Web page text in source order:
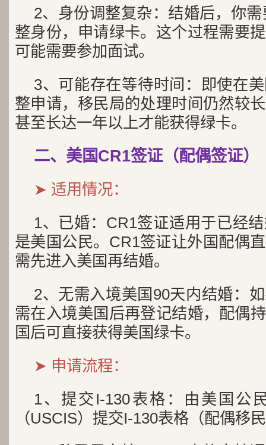
2、身份调整复杂：结婚后，你
整身份，申请绿卡。这个过程需要
可能需要参加面试。
3、可能存在等待时间：即使在
整申请，移民局的处理时间仍然较
甚至长达一年以上才能获得绿卡。
二、美国CR1签证（配偶签证）
➤ 适用情况：
1、已婚：CR1签证适用于已经
是美国公民。CR1签证让外国配偶
需先进入美国再结婚。
2、无需入境美国90天内结婚：
需在入境美国后再登记结婚，配偶
国后可直接获得美国绿卡。
➤ 申请流程：
1、提交I-130表格：由美国公
（USCIS）提交I-130表格（配偶移